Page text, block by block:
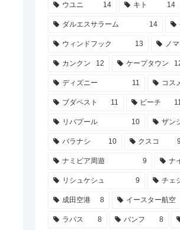
ウユニ 14 キト 14
ダルエスサラーム 14
ウィンドフック 13 ノ
カンクン 12 ケープタウン
ディズニー 11 コス
ブダペスト 11 ビーチ
リバプール 10 ザン
バラナシ 10 クスコ 9
ナミビア周遊 9 ナ
リシュケシュ 9 チェ
成田空港 8 イースター航空
ラパス 8 バンフ 8